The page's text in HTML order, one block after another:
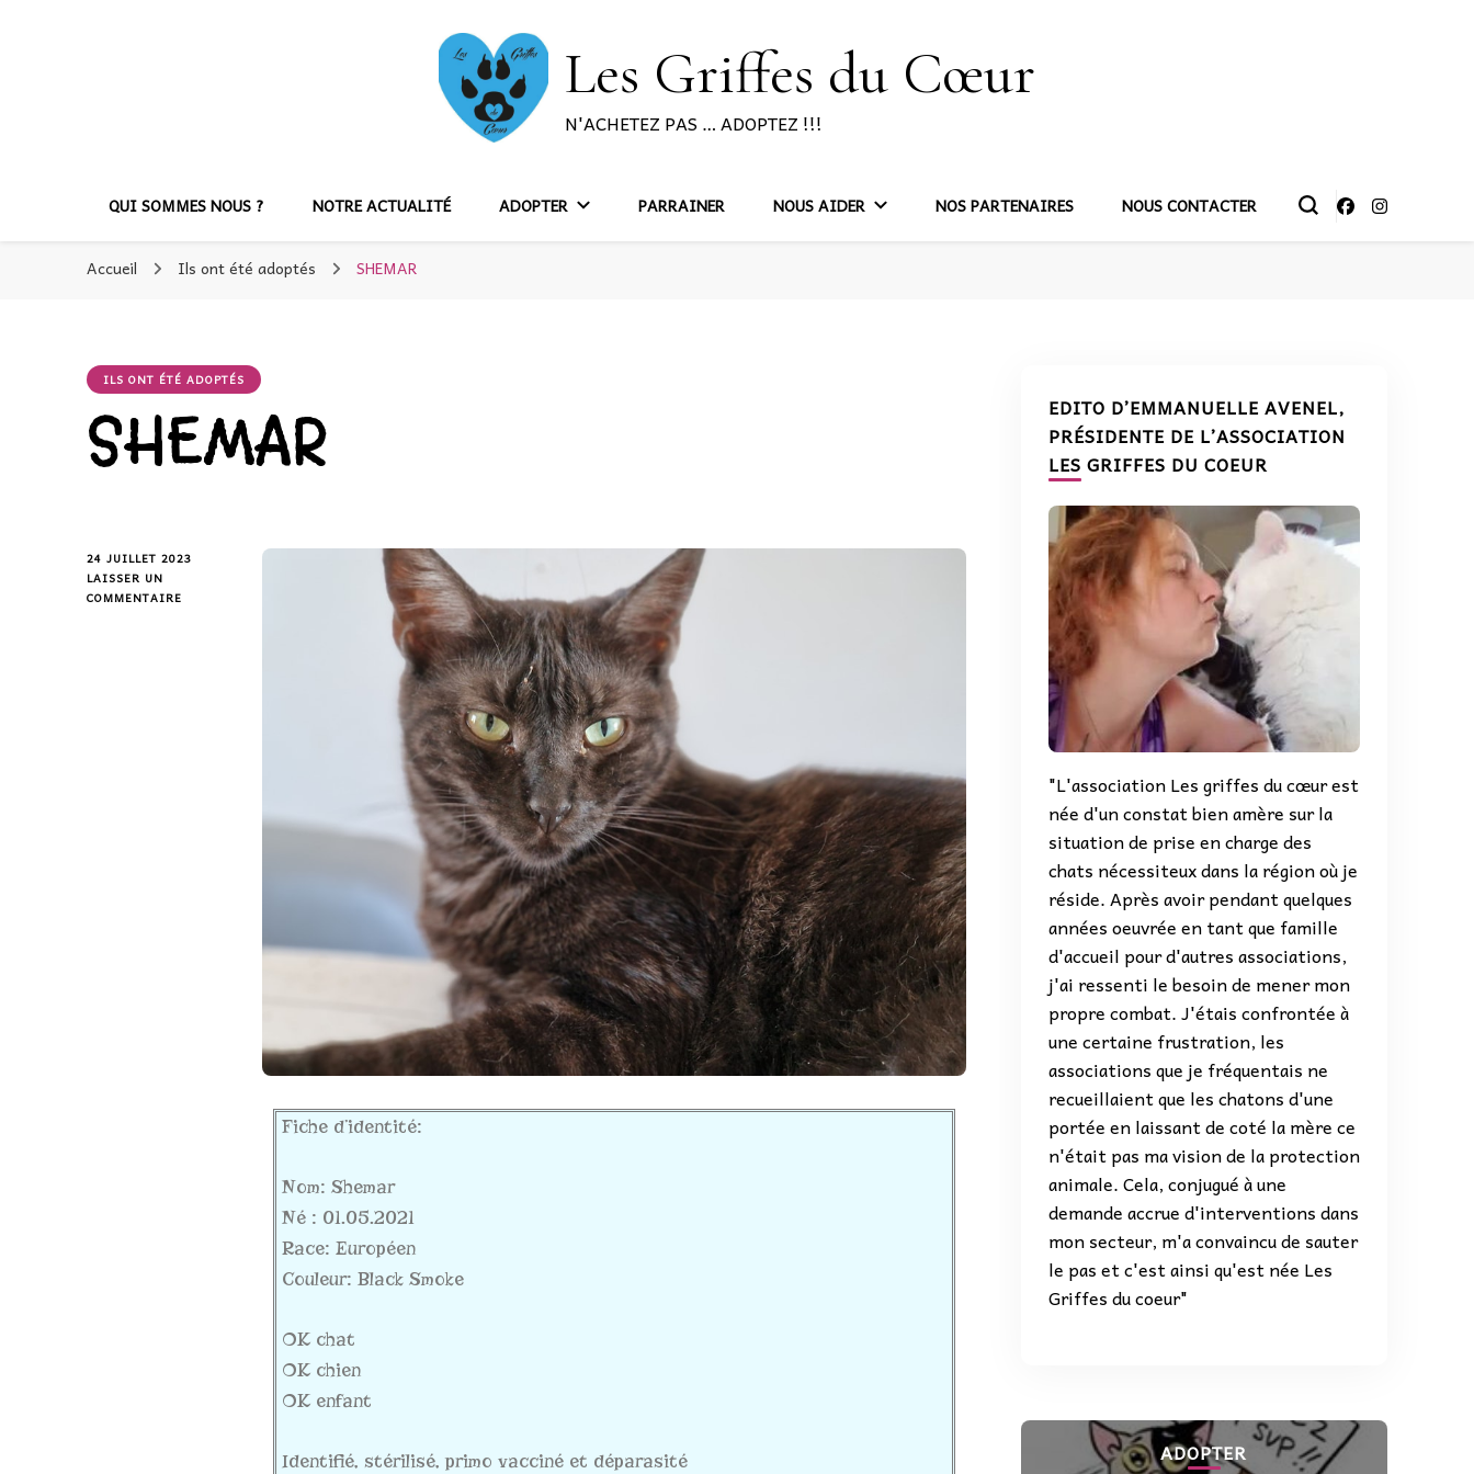
Les Griffes du Cœur
N'ACHETEZ PAS … ADOPTEZ !!!
QUI SOMMES NOUS ? NOTRE ACTUALITÉ ADOPTER PARRAINER NOUS AIDER NOS PARTENAIRES NOUS CONTACTER
Accueil Ils ont été adoptés SHEMAR
ILS ONT ÉTÉ ADOPTÉS
SHEMAR
24 JUILLET 2023
LAISSER UN
COMMENTAIRE
Fiche d’identité:
Nom: Shemar
Né : 01.05.2021
Race: Européen
Couleur: Black Smoke
OK chat
OK chien
OK enfant
Identifié, stérilisé, primo vacciné et déparasité
EDITO D’EMMANUELLE AVENEL,
PRÉSIDENTE DE L’ASSOCIATION
LES GRIFFES DU COEUR
"L'association Les griffes du cœur est
née d'un constat bien amère sur la
situation de prise en charge des
chats nécessiteux dans la région où je
réside. Après avoir pendant quelques
années oeuvrée en tant que famille
d'accueil pour d'autres associations,
j'ai ressenti le besoin de mener mon
propre combat. J'étais confrontée à
une certaine frustration, les
associations que je fréquentais ne
recueillaient que les chatons d'une
portée en laissant de coté la mère ce
n'était pas ma vision de la protection
animale. Cela, conjugué à une
demande accrue d'interventions dans
mon secteur, m'a convaincu de sauter
le pas et c'est ainsi qu'est née Les
Griffes du coeur"
ADOPTER